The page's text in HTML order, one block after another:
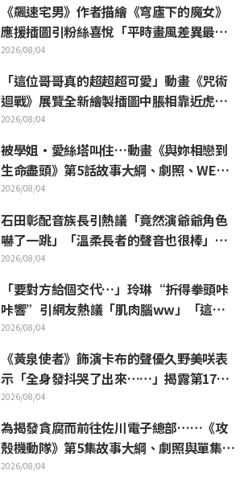
《飆速宅男》作者描繪《穹廬下的魔女》
應援插圖引粉絲喜悅「平時畫風差異最大
的人畫出來就是這樣」
2026/08/04
「這位哥哥真的超超超可愛」動畫《咒術
迴戰》展覽全新繪製插圖中脹相靠近虎杖
悠仁 粉絲無比喜悅
2026/08/04
被學姐·愛絲塔叫住…動畫《與妳相戀到
生命盡頭》第5話故事大綱、劇照、WEB
預告、單集海報公開
2026/08/04
石田彰配音族長引熱議「竟然演爺爺角色
嚇了一跳」「溫柔長者的聲音也很棒」動
畫《穹廬下的魔女》第6集
2026/08/04
「要對方給個交代…」玲琳“折得拳頭咔
咔響”引網友熱議「肌肉腦ww」「這什
麼表情啦」／《我是不才惡女》第4集
2026/08/04
《黃泉使者》飾演卡布的聲優久野美咲表
示「全身發抖哭了出來……」揭露第17集
“靈魂名演出”的幕後花絮
2026/08/04
為揭發貪腐而前往佐川電子總部……《攻
殼機動隊》第5集故事大綱、劇照與單集視
覺圖公開
2026/08/04